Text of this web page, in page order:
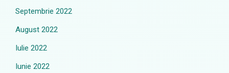
Septembrie 2022
August 2022
Iulie 2022
Iunie 2022